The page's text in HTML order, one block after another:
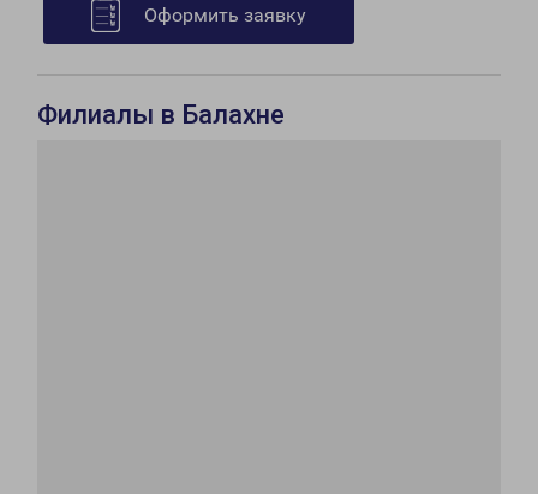
Оформить заявку
Филиалы в Балахне